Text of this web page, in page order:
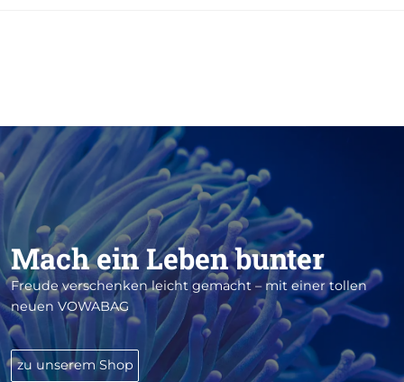
Mach ein Leben bunter
Freude verschenken leicht gemacht – mit einer tollen
neuen VOWABAG
zu unserem Shop